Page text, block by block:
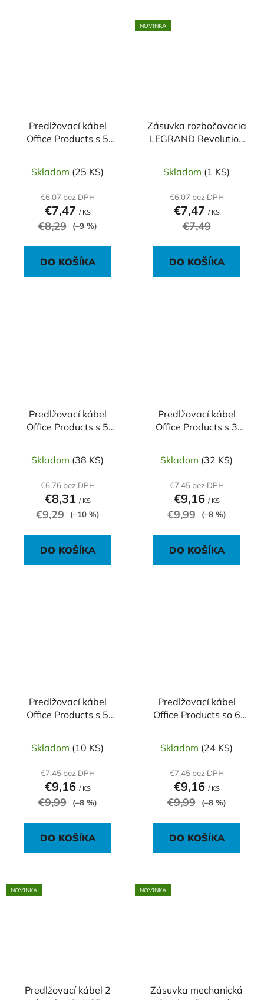
Predlžovací kábel
Office Products s 5
Skladom (25 KS)
€6,07 bez DPH
€7,47 / KS
€8,29 (–9 %)
DO KOŠÍKA
NOVINKA
Zásuvka rozbočovacia
LEGRAND Revolution
Skladom (1 KS)
€6,07 bez DPH
€7,47 / KS
€7,49
DO KOŠÍKA
Predlžovací kábel
Office Products s 5
Skladom (38 KS)
€6,76 bez DPH
€8,31 / KS
€9,29 (–10 %)
DO KOŠÍKA
Predlžovací kábel
Office Products s 3
Skladom (32 KS)
€7,45 bez DPH
€9,16 / KS
€9,99 (–8 %)
DO KOŠÍKA
Predlžovací kábel
Office Products s 5
Skladom (10 KS)
€7,45 bez DPH
€9,16 / KS
€9,99 (–8 %)
DO KOŠÍKA
Predlžovací kábel
Office Products so 6
Skladom (24 KS)
€7,45 bez DPH
€9,16 / KS
€9,99 (–8 %)
DO KOŠÍKA
NOVINKA
Predlžovací kábel 2
NOVINKA
Zásuvka mechanická